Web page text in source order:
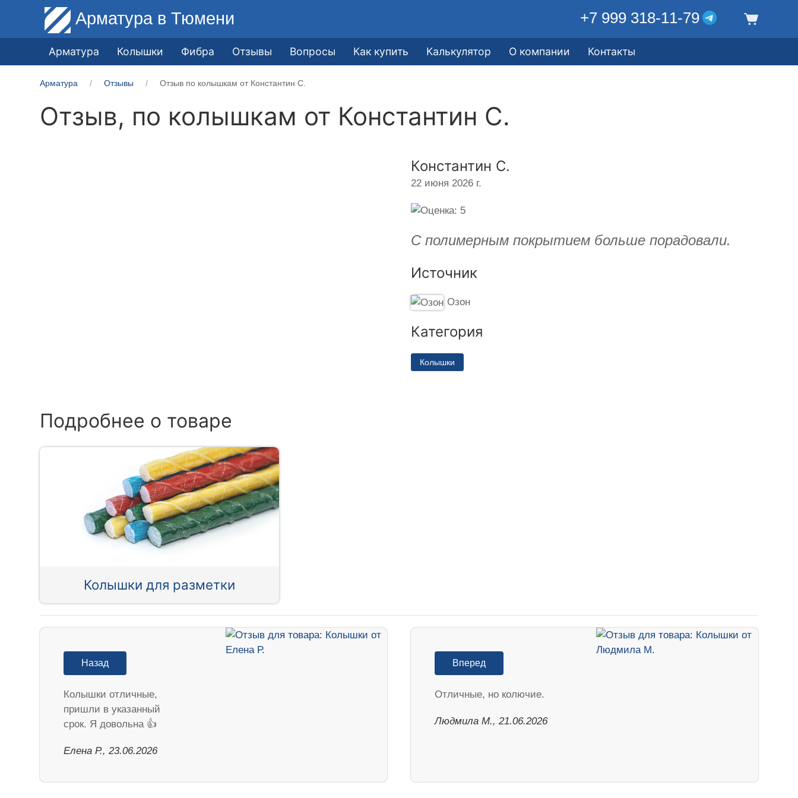
Арматура в Тюмени +7 999 318-11-79
Арматура Колышки Фибра Отзывы Вопросы Как купить Калькулятор О компании Контакты
Арматура Отзывы Отзыв по колышкам от Константин С.
Отзыв, по колышкам от Константин С.
Константин С.
22 июня 2026 г.
С полимерным покрытием больше порадовали.
Источник
Озон
Категория
Колышки
Подробнее о товаре
Колышки для разметки
Назад
Колышки отличные,
пришли в указанный
срок. Я довольна 👍
Елена Р., 23.06.2026
Вперед
Отличные, но колючие.
Людмила М., 21.06.2026